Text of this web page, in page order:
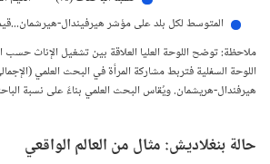
المتوسط لكل بلد على مؤشر هيرفيندال-
ملاحظة: توضح اللوحة العليا العلاقة بين تشغيل الإناث حسب
اللوحة السفلية فتربط مشاركة المرأة في البحث العلمي
هيرفندال-هريشمان. ويُقاس البحث العلمي بناءً على نسبة
حالة بنغلاديش: مثال من العالم الواقعي